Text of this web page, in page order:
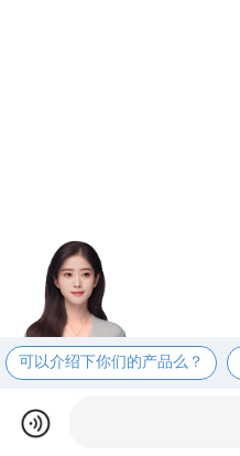
可以介绍下你们的产品么？